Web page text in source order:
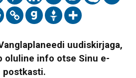
uudiskirjaga,
oluline info otse Sinu e-
postkasti.